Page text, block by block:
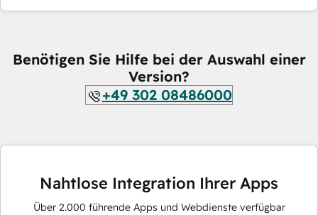
Benötigen Sie Hilfe bei der Auswahl einer
Version?
+49 302 08486000
Nahtlose Integration Ihrer Apps
Über 2.000 führende Apps und Webdienste verfügbar